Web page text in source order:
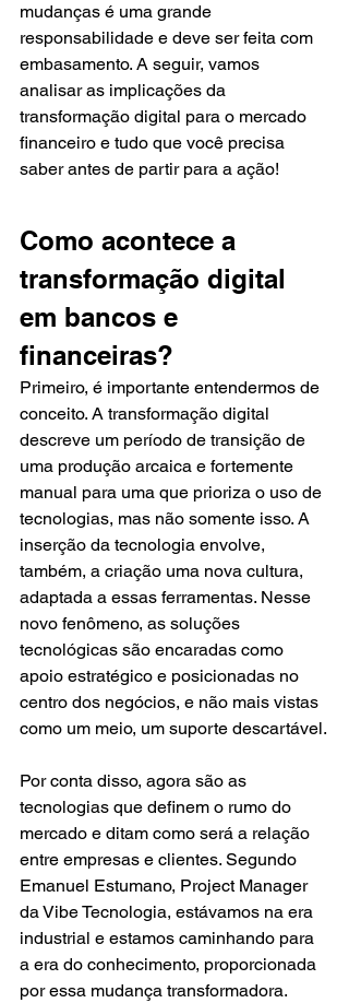
mudanças é uma grande
responsabilidade e deve ser feita com
embasamento. A seguir, vamos
analisar as implicações da
transformação digital para o mercado
financeiro e tudo que você precisa
saber antes de partir para a ação!
Como acontece a
transformação digital
em bancos e
financeiras?
Primeiro, é importante entendermos de
conceito. A transformação digital
descreve um período de transição de
uma produção arcaica e fortemente
manual para uma que prioriza o uso de
tecnologias, mas não somente isso. A
inserção da tecnologia envolve,
também, a criação uma nova cultura,
adaptada a essas ferramentas. Nesse
novo fenômeno, as soluções
tecnológicas são encaradas como
apoio estratégico e posicionadas no
centro dos negócios, e não mais vistas
como um meio, um suporte descartável.
Por conta disso, agora são as
tecnologias que definem o rumo do
mercado e ditam como será a relação
entre empresas e clientes. Segundo
Emanuel Estumano, Project Manager
da Vibe Tecnologia, estávamos na era
industrial e estamos caminhando para
a era do conhecimento, proporcionada
por essa mudança transformadora.